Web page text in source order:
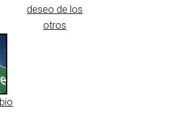
deseo de los
otros